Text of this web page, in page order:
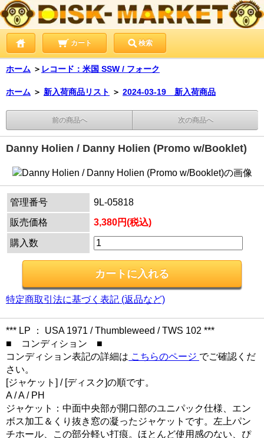
カート 検索
ホーム ＞ レコード：米国 SSW / フォーク
ホーム ＞ 新入荷商品リスト ＞ 2024-03-19 新入荷商品
前の商品へ 次の商品へ
Danny Holien / Danny Holien (Promo w/Booklet)
管理番号
9L-05818
販売価格
3,380円(税込)
購入数
特定商取引法に基づく表記 (返品など)
*** LP ： USA 1971 / Thumbleweed / TWS 102 ***
■ コンディション ■
コンディション表記の詳細は こちらのページ でご確認くだ
さい。
[ジャケット] / [ディスク]の順です。
A / A / PH
ジャケット：中面中央部が開口部のユニパック仕様、エン
ボス加工＆くり抜き窓の凝ったジャケットです。左上パン
チホール、この部分軽い打痕。ほとんど使用感のない、ぴ